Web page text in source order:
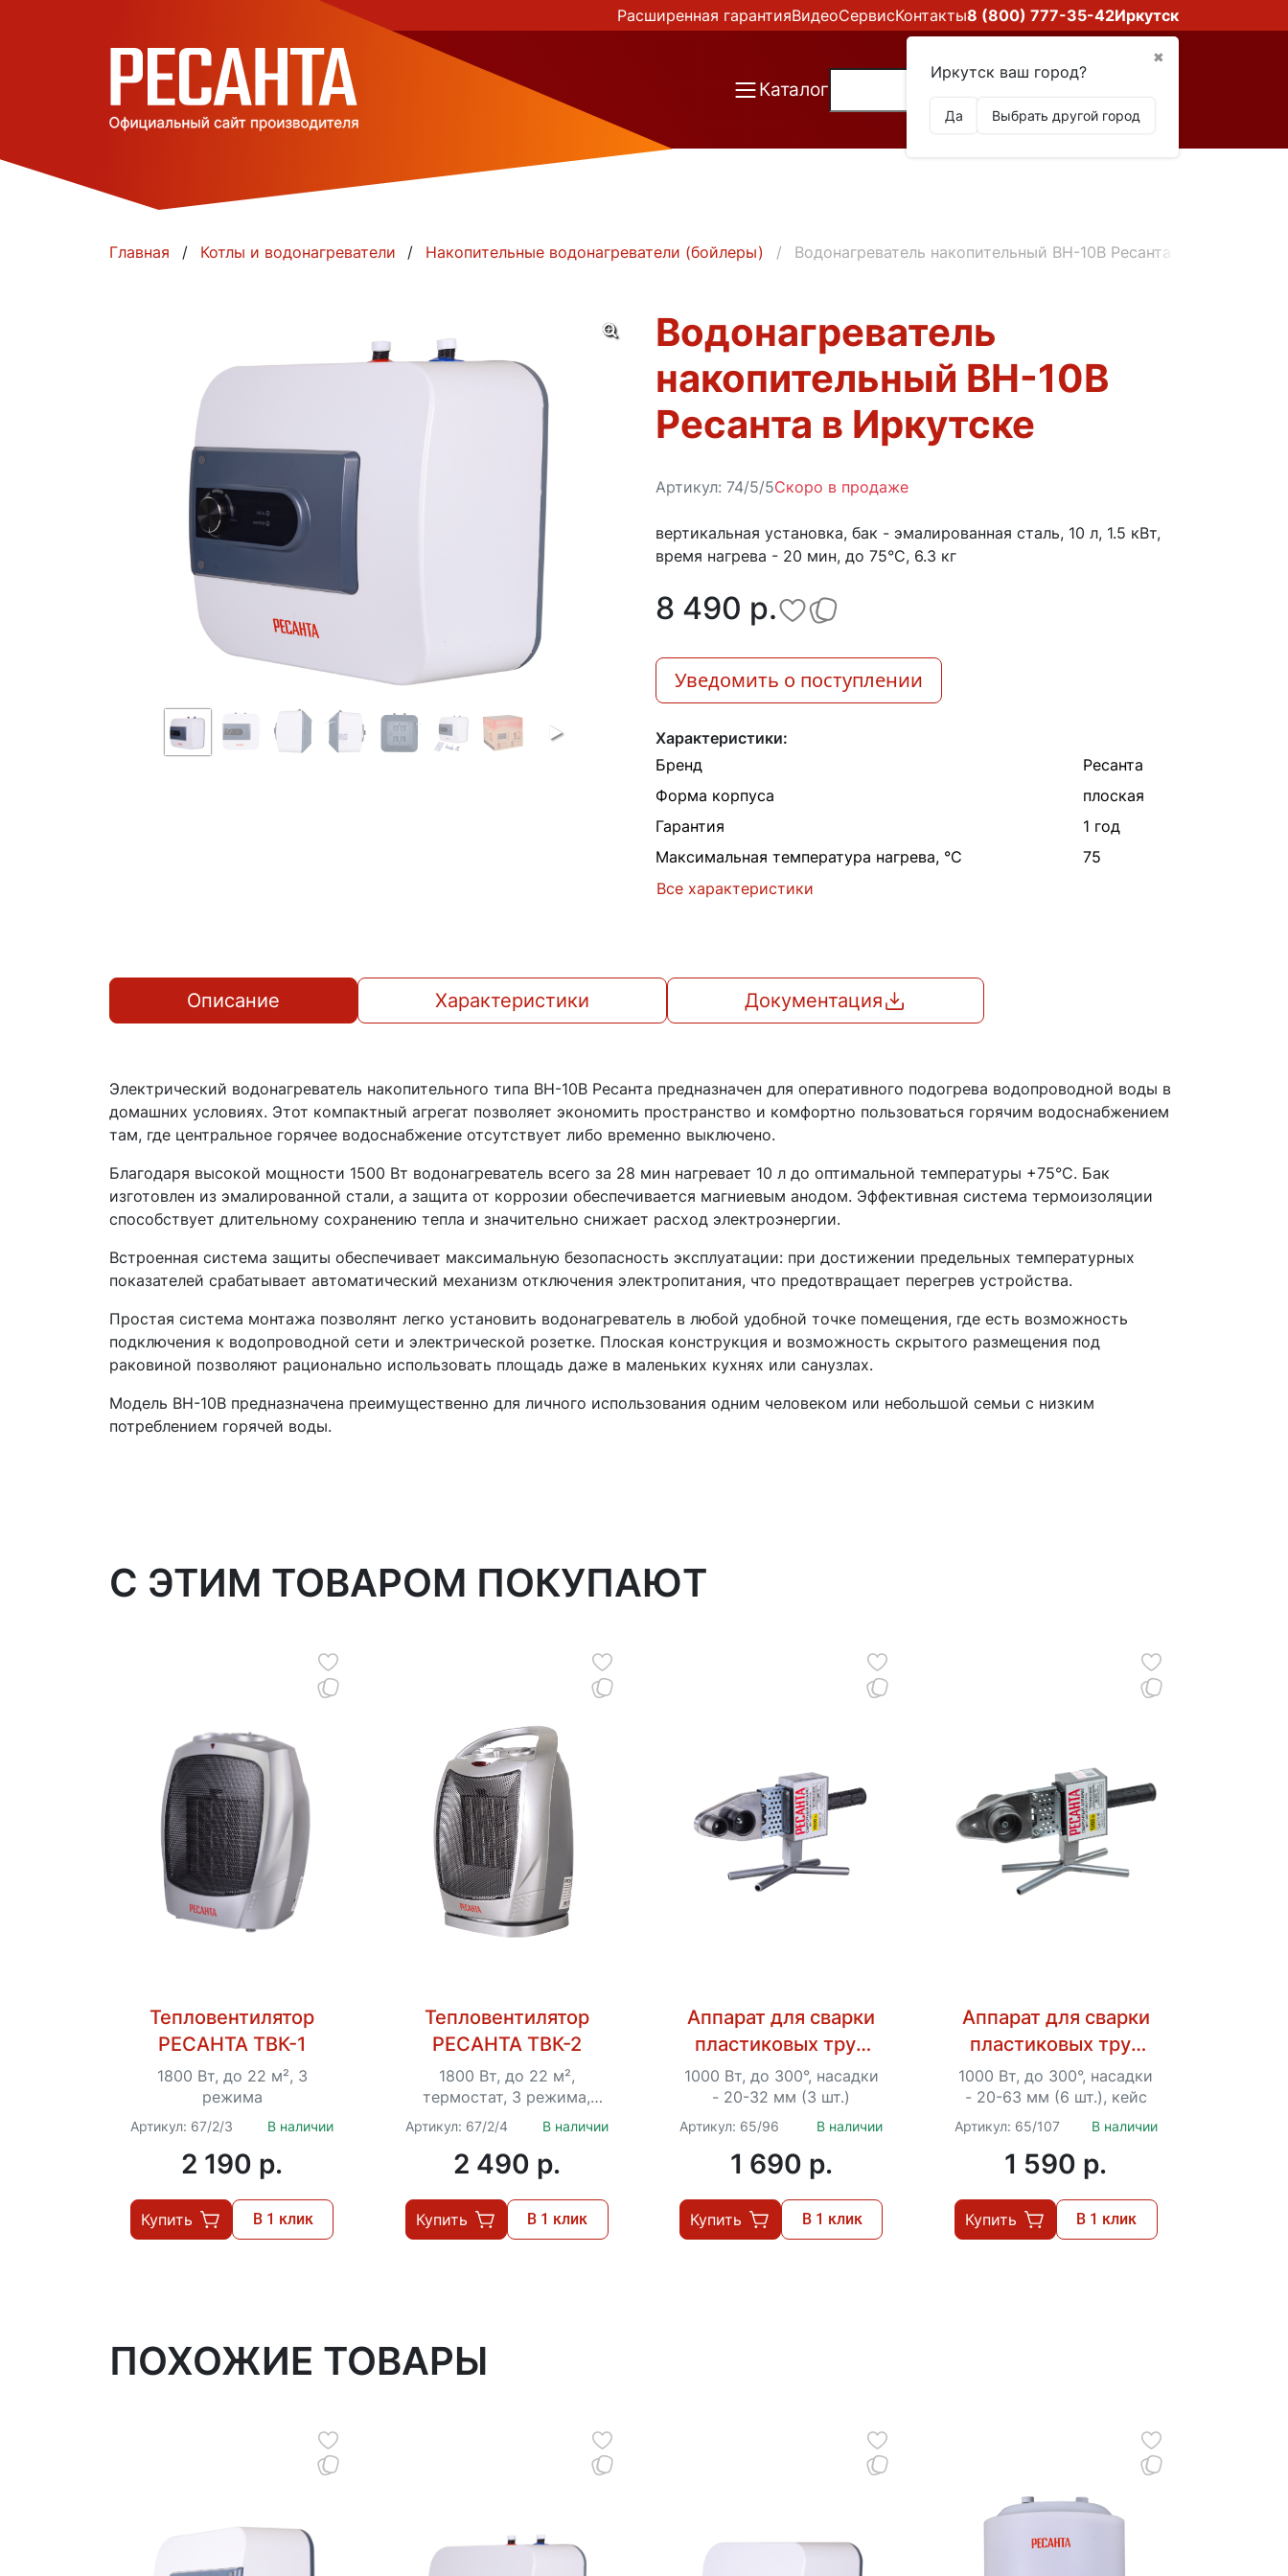
Расширенная гарантияВидеоСервисКонтакты8 (800) 777-35-42Иркутск
✖
Иркутск ваш город?
Да Выбрать другой город
Каталог
Главная Котлы и водонагреватели Накопительные водонагреватели (бойлеры) Водонагреватель накопительный ВН-10В Ресанта в Иркутске
Водонагреватель
накопительный ВН-10В
Ресанта в Иркутске
Артикул: 74/5/5Скоро в продаже
вертикальная установка, бак - эмалированная сталь, 10 л, 1.5 кВт,
время нагрева - 20 мин, до 75°C, 6.3 кг
8 490 p.
Уведомить о поступлении
Характеристики:
Бренд
Ресанта
Форма корпуса
плоская
Гарантия
1 год
Максимальная температура нагрева, °С
75
Все характеристики
Описание Характеристики Документация
Электрический водонагреватель накопительного типа ВН-10В Ресанта предназначен для оперативного подогрева водопроводной воды в
домашних условиях. Этот компактный агрегат позволяет экономить пространство и комфортно пользоваться горячим водоснабжением
там, где центральное горячее водоснабжение отсутствует либо временно выключено.
Благодаря высокой мощности 1500 Вт водонагреватель всего за 28 мин нагревает 10 л до оптимальной температуры +75°C. Бак
изготовлен из эмалированной стали, а защита от коррозии обеспечивается магниевым анодом. Эффективная система термоизоляции
способствует длительному сохранению тепла и значительно снижает расход электроэнергии.
Встроенная система защиты обеспечивает максимальную безопасность эксплуатации: при достижении предельных температурных
показателей срабатывает автоматический механизм отключения электропитания, что предотвращает перегрев устройства.
Простая система монтажа позволянт легко установить водонагреватель в любой удобной точке помещения, где есть возможность
подключения к водопроводной сети и электрической розетке. Плоская конструкция и возможность скрытого размещения под
раковиной позволяют рационально использовать площадь даже в маленьких кухнях или санузлах.
Модель ВН-10В предназначена преимущественно для личного использования одним человеком или небольшой семьи с низким
потреблением горячей воды.
C ЭТИМ ТОВАРОМ ПОКУПАЮТ
Тепловентилятор
РЕСАНТА ТВК-1
1800 Вт, до 22 м², 3
режима
Артикул: 67/2/3 В наличии
2 190 p.
Купить В 1 клик
Тепловентилятор
РЕСАНТА ТВК-2
1800 Вт, до 22 м²,
термостат, 3 режима,
функция поворота
Артикул: 67/2/4 В наличии
2 490 p.
Купить В 1 клик
Аппарат для сварки
пластиковых труб
Ресанта АСПТ-1000А
1000 Вт, до 300°, насадки
- 20-32 мм (3 шт.)
Артикул: 65/96 В наличии
1 690 p.
Купить В 1 клик
Аппарат для сварки
пластиковых труб
Ресанта АСПТ-63/1К
1000 Вт, до 300°, насадки
- 20-63 мм (6 шт.), кейс
Артикул: 65/107 В наличии
1 590 p.
Купить В 1 клик
ПОХОЖИЕ ТОВАРЫ